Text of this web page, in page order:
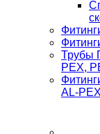
Трубы
PEX,
AL-